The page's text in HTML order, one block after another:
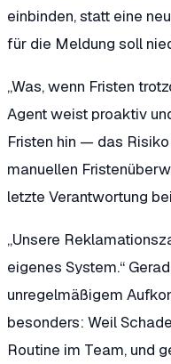
einbinden, statt eine
für die Meldung soll
„Was, wenn Fristen
Agent weist proaktiv
Fristen hin — das
manuellen
letzte Verantwortung
„Unsere
eigenes System.“
unregelmäßigem
besonders: Weil
Routine im Team, und